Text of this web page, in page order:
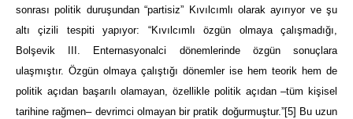
sonrası politik duruşundan “partisiz” Kıvılcımlı olarak ayırıyor ve şu
altı çizili tespiti yapıyor: “Kıvılcımlı özgün olmaya çalışmadığı,
Bolşevik III. Enternasyonalci dönemlerinde özgün sonuçlara
ulaşmıştır. Özgün olmaya çalıştığı dönemler ise hem teorik hem de
politik açıdan başarılı olamayan, özellikle politik açıdan –tüm kişisel
tarihine rağmen– devrimci olmayan bir pratik doğurmuştur.”[5] Bu uzun